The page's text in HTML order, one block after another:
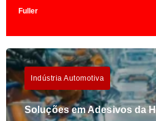
Fuller
Indústria Automotiva
Soluções em Adesivos da